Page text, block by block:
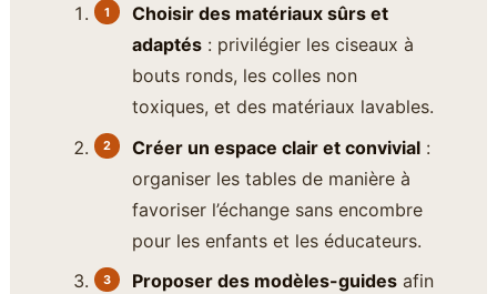
Choisir des matériaux sûrs et
adaptés : privilégier les ciseaux à
bouts ronds, les colles non
toxiques, et des matériaux lavables.
Créer un espace clair et convivial :
organiser les tables de manière à
favoriser l’échange sans encombre
pour les enfants et les éducateurs.
Proposer des modèles-guides afin